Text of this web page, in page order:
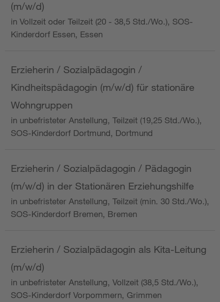
(m/w/d)
in Vollzeit oder Teilzeit (20 - 38,5 Std./Wo.), SOS-
Kinderdorf Essen, Essen
Erzieherin / Sozialpädagogin /
Kindheitspädagogin (m/w/d) für stationäre
Wohngruppen
in unbefristeter Anstellung, Teilzeit (19,25 Std./Wo.),
SOS-Kinderdorf Dortmund, Dortmund
Erzieherin / Sozialpädagogin / Pädagogin
(m/w/d) in der Stationären Erziehungshilfe
in unbefristeter Anstellung, Teilzeit (min. 30 Std./Wo.),
SOS-Kinderdorf Bremen, Bremen
Erzieherin / Sozialpädagogin als Kita-Leitung
(m/w/d)
in unbefristeter Anstellung, Vollzeit (38,5 Std./Wo.),
SOS-Kinderdorf Vorpommern, Grimmen